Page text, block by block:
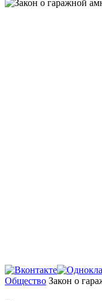
Главная
Общество Закон о